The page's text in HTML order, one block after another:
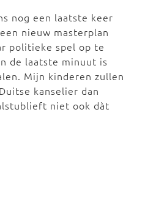
nog een laatste keer
nieuw masterplan
politieke spel op te
de laatste minuut is
Mijn kinderen zullen
kanselier dan
niet ook dàt